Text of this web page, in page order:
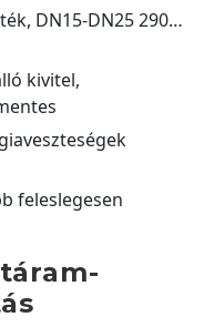
DN15-DN25 290…
kivitel,
feleslegesen